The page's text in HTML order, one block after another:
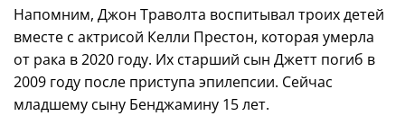
Напомним, Джон Траволта воспитывал троих детей
вместе с актрисой Келли Престон, которая умерла
от рака в 2020 году. Их старший сын Джетт погиб в
2009 году после приступа эпилепсии. Сейчас
младшему сыну Бенджамину 15 лет.